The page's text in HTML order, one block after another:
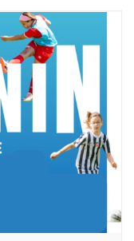
féminin en fête